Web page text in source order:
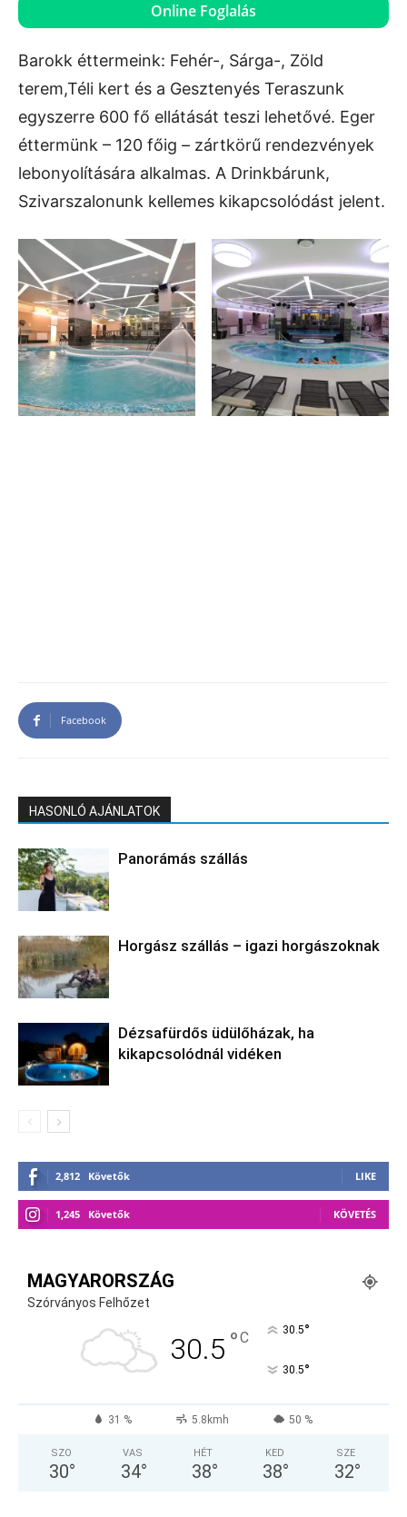
Online Foglalás
Barokk éttermeink: Fehér-, Sárga-, Zöld
terem,Téli kert és a Gesztenyés Teraszunk
egyszerre 600 fő ellátását teszi lehetővé. Eger
éttermünk – 120 főig – zártkörű rendezvények
lebonyolítására alkalmas. A Drinkbárunk,
Szivarszalonunk kellemes kikapcsolódást jelent.
Facebook
HASONLÓ AJÁNLATOK
Panorámás szállás
Horgász szállás – igazi horgászoknak
Dézsafürdős üdülőházak, ha
kikapcsolódnál vidéken
2,812 Követők LIKE
1,245 Követők KÖVETÉS
MAGYARORSZÁG
Szórványos Felhőzet
30.5 °C 30.5°
30.5°
31 % 5.8kmh 50 %
SZO
30°
VAS
34°
HÉT
38°
KED
38°
SZE
32°